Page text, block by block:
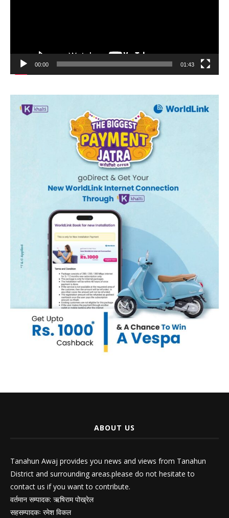
00:00 01:43
ABOUT US
Tanahun Awaj provides you news and views from Tanahun
District and surrounding areas.please do not hesitate to
contact us if you want to contribute.
वर्तमान सम्पादक: ऋषिराम पोख्रेल
सहसम्पादकः रमेश विकल